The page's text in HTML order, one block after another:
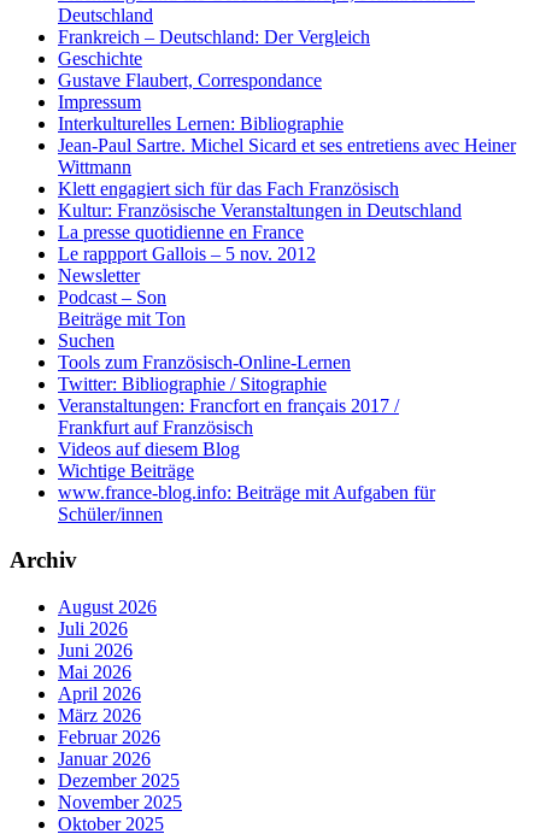
Deutschland
Frankreich – Deutschland: Der Vergleich
Geschichte
Gustave Flaubert, Correspondance
Impressum
Interkulturelles Lernen: Bibliographie
Jean-Paul Sartre. Michel Sicard et ses entretiens avec Heiner
Wittmann
Klett engagiert sich für das Fach Französisch
Kultur: Französische Veranstaltungen in Deutschland
La presse quotidienne en France
Le rappport Gallois – 5 nov. 2012
Newsletter
Podcast – Son
Beiträge mit Ton
Suchen
Tools zum Französisch-Online-Lernen
Twitter: Bibliographie / Sitographie
Veranstaltungen: Francfort en français 2017 /
Frankfurt auf Französisch
Videos auf diesem Blog
Wichtige Beiträge
www.france-blog.info: Beiträge mit Aufgaben für
Schüler/innen
Archiv
August 2026
Juli 2026
Juni 2026
Mai 2026
April 2026
März 2026
Februar 2026
Januar 2026
Dezember 2025
November 2025
Oktober 2025